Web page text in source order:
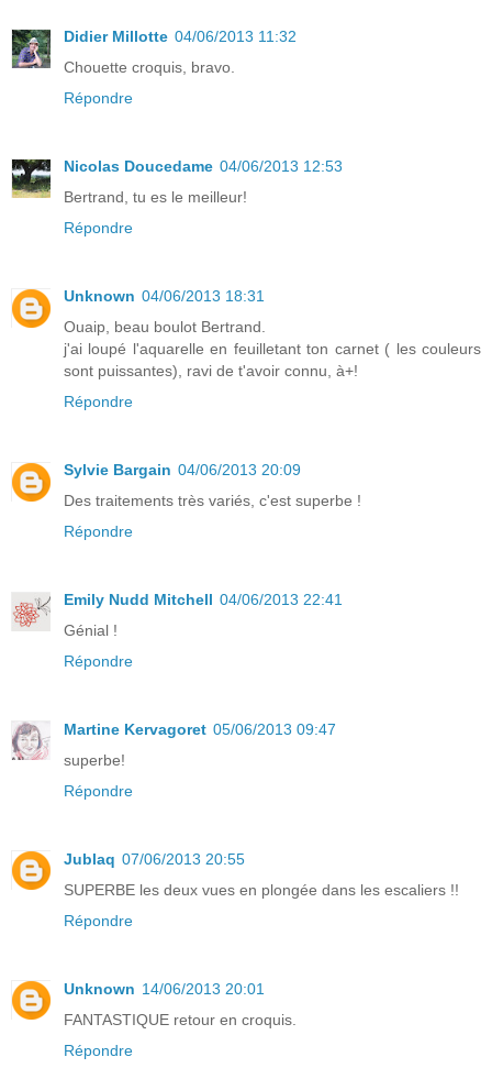
Didier Millotte 04/06/2013 11:32
Chouette croquis, bravo.
Répondre
Nicolas Doucedame 04/06/2013 12:53
Bertrand, tu es le meilleur!
Répondre
Unknown 04/06/2013 18:31
Ouaip, beau boulot Bertrand.
j'ai loupé l'aquarelle en feuilletant ton carnet ( les couleurs
sont puissantes), ravi de t'avoir connu, à+!
Répondre
Sylvie Bargain 04/06/2013 20:09
Des traitements très variés, c'est superbe !
Répondre
Emily Nudd Mitchell 04/06/2013 22:41
Génial !
Répondre
Martine Kervagoret 05/06/2013 09:47
superbe!
Répondre
Jublaq 07/06/2013 20:55
SUPERBE les deux vues en plongée dans les escaliers !!
Répondre
Unknown 14/06/2013 20:01
FANTASTIQUE retour en croquis.
Répondre